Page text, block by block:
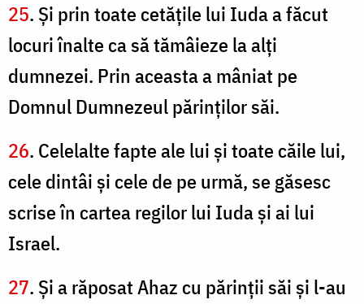
25. Şi prin toate cetăţile lui Iuda a făcut
locuri înalte ca să tămâieze la alţi
dumnezei. Prin aceasta a mâniat pe
Domnul Dumnezeul părinţilor săi.
26. Celelalte fapte ale lui şi toate căile lui,
cele dintâi şi cele de pe urmă, se găsesc
scrise în cartea regilor lui Iuda şi ai lui
Israel.
27. Şi a răposat Ahaz cu părinţii săi şi l-au